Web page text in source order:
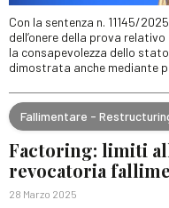
Con la sentenza n. 11145/
dell’onere della prova
la consapevolezza dello
dimostrata anche mediante
Fallimentare -
Factoring: limiti
revocatoria
28 Marzo 2025